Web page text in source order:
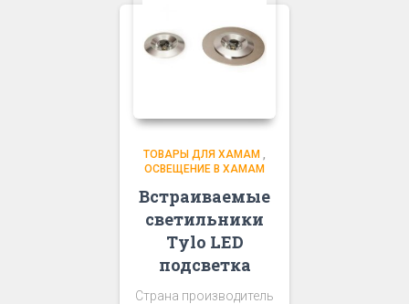
ТОВАРЫ ДЛЯ ХАМАМ
ОСВЕЩЕНИЕ В ХАМАМ
Встраиваемые
светильники
Tylo LED
подсветка
Страна производитель